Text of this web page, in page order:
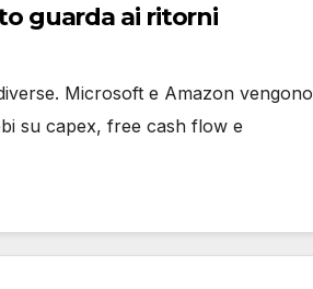
guarda ai ritorni
Microsoft e Amazon vengono
su capex, free cash flow e